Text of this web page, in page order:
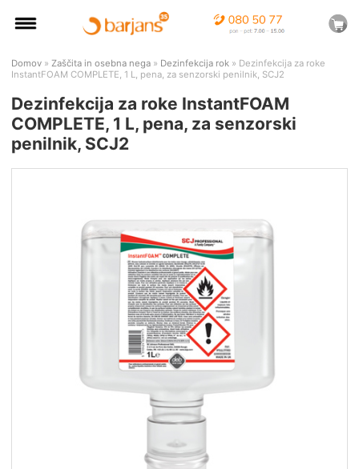
Domov » Zaščita in osebna nega » Dezinfekcija rok » Dezinfekcija za roke
InstantFOAM COMPLETE, 1 L, pena, za senzorski penilnik, SCJ2
Dezinfekcija za roke InstantFOAM
COMPLETE, 1 L, pena, za senzorski
penilnik, SCJ2